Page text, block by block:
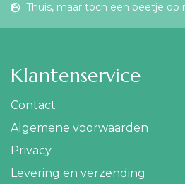
Thuis, maar toch een beetje op
Klantenservice
Contact
Algemene voorwaarden
Privacy
Levering en verzending